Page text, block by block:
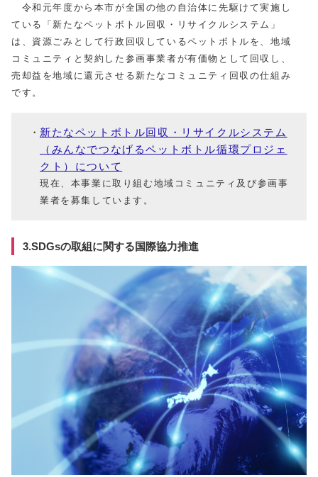
令和元年度から本市が全国の他の自治体に先駆けて実施し
ている「新たなペットボトル回収・リサイクルシステム」
は、資源ごみとして行政回収しているペットボトルを、地域
コミュニティと契約した参画事業者が有価物として回収し、
売却益を地域に還元させる新たなコミュニティ回収の仕組み
です。
新たなペットボトル回収・リサイクルシステム
（みんなでつなげるペットボトル循環プロジェ
クト）について
現在、本事業に取り組む地域コミュニティ及び参画事
業者を募集しています。
3.SDGsの取組に関する国際協力推進